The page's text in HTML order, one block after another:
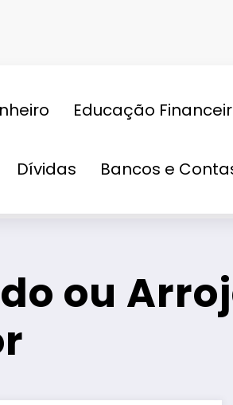
Educação
Dívidas Bancos e
Conservador, Moderado
ou